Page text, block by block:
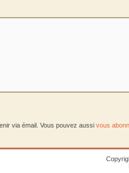
via émail. Vous pouvez aussi vous